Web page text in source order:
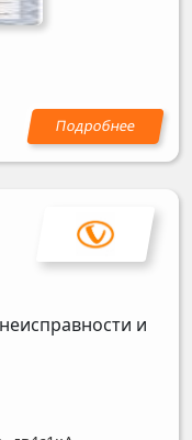
и